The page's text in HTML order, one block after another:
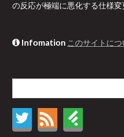
の反応が極端に悪化する仕様変
Infomation このサイトに